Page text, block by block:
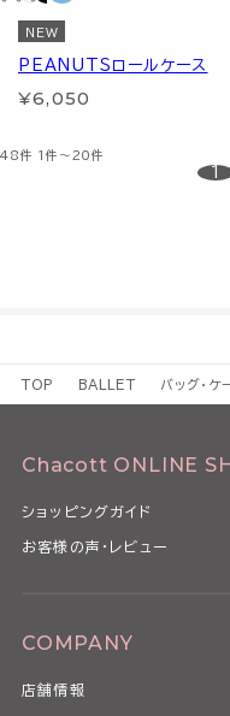
NEW
PEANUTSロールケース
¥6,050
48件 1件～20件
1
TOP BALLET バッグ・ケ
Chacott ONLINE
ショッピングガイド
お客様の声・レビュー
COMPANY
店舗情報